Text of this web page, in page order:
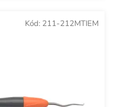
Kód: 211-212MTIEM